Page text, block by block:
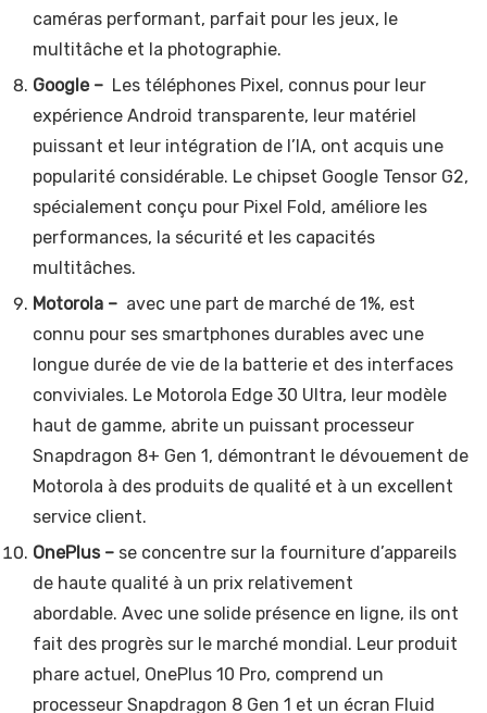
caméras performant, parfait pour les jeux, le
multitâche et la photographie.
Google – Les téléphones Pixel, connus pour leur
expérience Android transparente, leur matériel
puissant et leur intégration de l’IA, ont acquis une
popularité considérable. Le chipset Google Tensor G2,
spécialement conçu pour Pixel Fold, améliore les
performances, la sécurité et les capacités
multitâches.
Motorola – avec une part de marché de 1%, est
connu pour ses smartphones durables avec une
longue durée de vie de la batterie et des interfaces
conviviales. Le Motorola Edge 30 Ultra, leur modèle
haut de gamme, abrite un puissant processeur
Snapdragon 8+ Gen 1, démontrant le dévouement de
Motorola à des produits de qualité et à un excellent
service client.
OnePlus – se concentre sur la fourniture d’appareils
de haute qualité à un prix relativement
abordable. Avec une solide présence en ligne, ils ont
fait des progrès sur le marché mondial. Leur produit
phare actuel, OnePlus 10 Pro, comprend un
processeur Snapdragon 8 Gen 1 et un écran Fluid